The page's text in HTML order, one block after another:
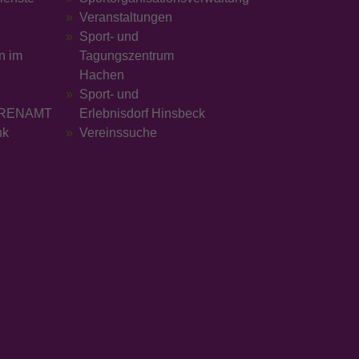
im
Veranstaltungen
Sport- und
Tagungszentrum
Hachen
Sport- und
Erlebnisdorf Hinsbeck
Vereinssuche